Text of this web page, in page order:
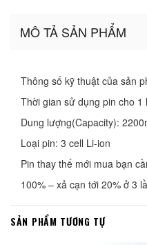
MÔ TẢ SẢN PHẨM
Thông số kỹ thuật của sản
Thời gian sử dụng pin cho 1
Dung lượng(Capacity):
Loại pin: 3 cell Li-ion
Pin thay thế mới mua bạn
100% – xả cạn tới 20% ở 3
SẢN PHẨM TƯƠNG TỰ